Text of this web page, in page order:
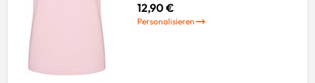
12,90 €
Personalisieren